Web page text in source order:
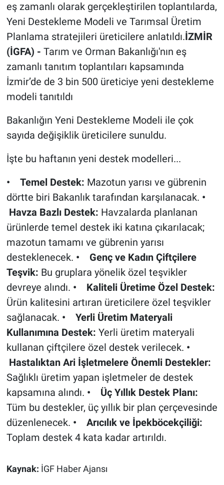
eş zamanlı olarak gerçekleştirilen toplantılarda,
Yeni Destekleme Modeli ve Tarımsal Üretim
Planlama stratejileri üreticilere anlatıldı.İZMİR
(İGFA) - Tarım ve Orman Bakanlığı'nın eş
zamanlı tanıtım toplantıları kapsamında
İzmir’de de 3 bin 500 üreticiye yeni destekleme
modeli tanıtıldı
Bakanlığın Yeni Destekleme Modeli ile çok
sayıda değişiklik üreticilere sunuldu.
İşte bu haftanın yeni destek modelleri...
• Temel Destek: Mazotun yarısı ve gübrenin
dörtte biri Bakanlık tarafından karşılanacak. •
Havza Bazlı Destek: Havzalarda planlanan
ürünlerde temel destek iki katına çıkarılacak;
mazotun tamamı ve gübrenin yarısı
desteklenecek. • Genç ve Kadın Çiftçilere
Teşvik: Bu gruplara yönelik özel teşvikler
devreye alındı. • Kaliteli Üretime Özel Destek:
Ürün kalitesini artıran üreticilere özel teşvikler
sağlanacak. • Yerli Üretim Materyali
Kullanımına Destek: Yerli üretim materyali
kullanan çiftçilere özel destek verilecek. •
Hastalıktan Ari İşletmelere Önemli Destekler:
Sağlıklı üretim yapan işletmeler de destek
kapsamına alındı. • Üç Yıllık Destek Planı:
Tüm bu destekler, üç yıllık bir plan çerçevesinde
düzenlenecek. • Arıcılık ve İpekböcekçiliği:
Toplam destek 4 kata kadar artırıldı.
Kaynak: İGF Haber Ajansı